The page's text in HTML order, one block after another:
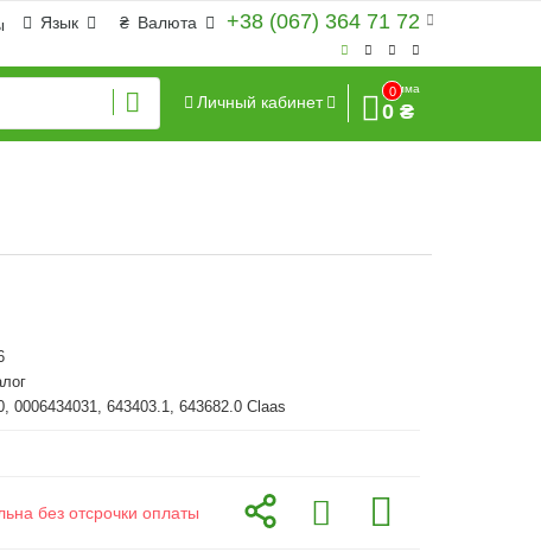
+38 (067) 364 71 72
₴ Валюта
Язык
Личный кабинет
0
Сумма
0 ₴
0006434031, 643403.1, 643682.0 Claas
без отсрочки оплаты